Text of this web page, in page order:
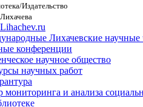
Издательство
Лихачевские научные
конференции
научное общество
научных работ
мониторинга и анализа